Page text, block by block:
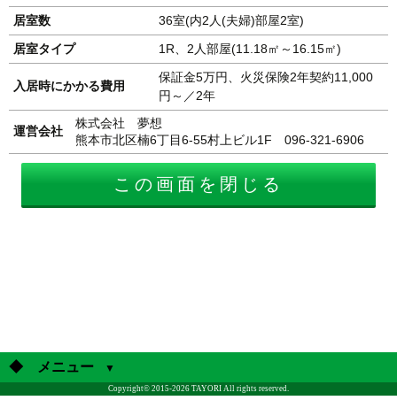
居室数
36室(内2人(夫婦)部屋2室)
居室タイプ
1R、2人部屋(11.18㎡～16.15㎡)
入居時にかかる費用
保証金5万円、火災保険2年契約11,000
円～／2年
運営会社
株式会社 夢想
熊本市北区楠6丁目6-55村上ビル1F 096-321-6906
◆ メニュー
Copyright© 2015-2026 TAYORI All rights reserved.